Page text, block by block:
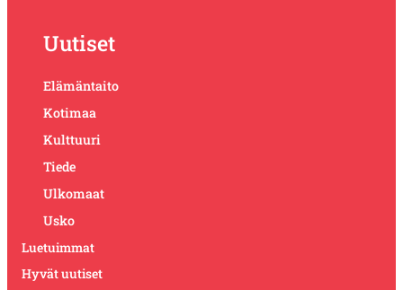
Uutiset
Elämäntaito
Kotimaa
Kulttuuri
Tiede
Ulkomaat
Usko
Luetuimmat
Hyvät uutiset